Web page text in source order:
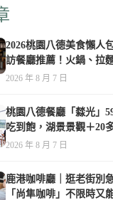
2026桃園八德美食懶人
訪餐廳推薦！火鍋、拉
餐、咖啡廳全收錄
2026 年 8 月 7 日
桃園八德餐廳「㵘光」
吃到飽，湖景景觀＋20
次享用
2026 年 8 月 7 日
鹿港咖啡廳｜逛老街別
「尚隼咖啡」不限時又